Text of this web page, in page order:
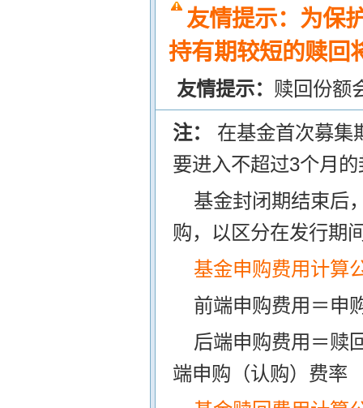
友情提示：为保
持有期较短的赎回
友情提示： 赎回份额
注： 在基金首次募集
要进入不超过3个月
基金封闭期结束后
购，以区分在发行期
基金申购费用计算
前端申购费用＝申
后端申购费用＝赎
端申购（认购）费率